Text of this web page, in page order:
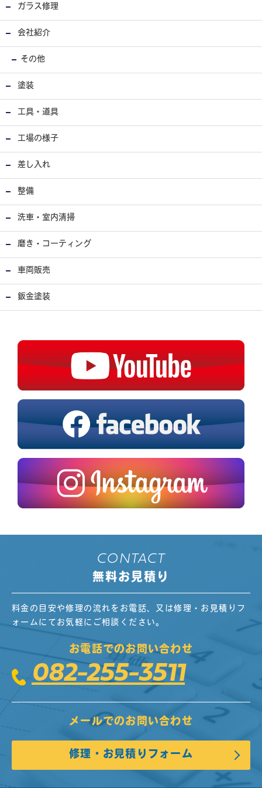
ガラス修理
会社紹介
その他
塗装
工具・道具
工場の様子
差し入れ
整備
洗車・室内清掃
磨き・コーティング
車両販売
鈑金塗装
CONTACT
無料お見積り
料金の目安や修理の流れをお電話、又は修理・お見積りフ
ォームにてお気軽にご相談ください。
お電話でのお問い合わせ
082-255-3511
メールでのお問い合わせ
修理・お見積りフォーム